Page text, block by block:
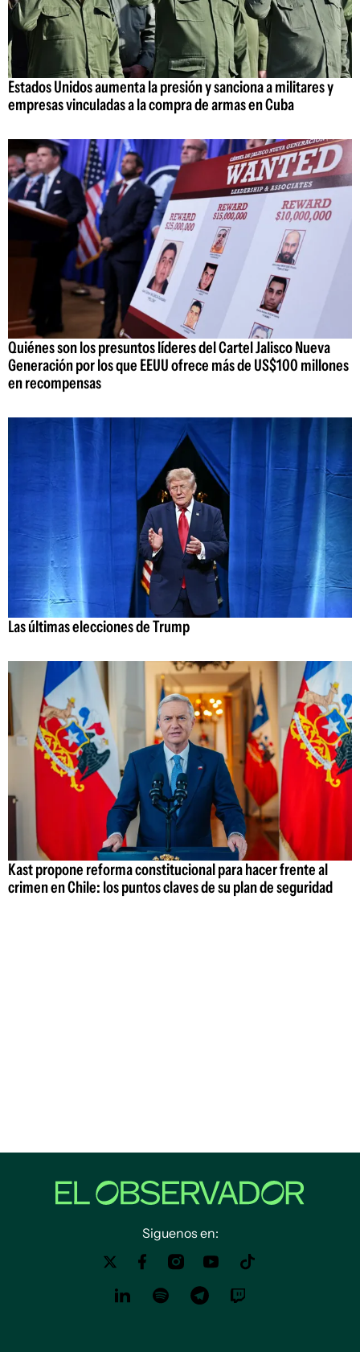
Estados Unidos aumenta la presión y sanciona a militares y
empresas vinculadas a la compra de armas en Cuba
Quiénes son los presuntos líderes del Cartel Jalisco Nueva
Generación por los que EEUU ofrece más de US$100 millones
en recompensas
Las últimas elecciones de Trump
Kast propone reforma constitucional para hacer frente al
crimen en Chile: los puntos claves de su plan de seguridad
Siguenos en: